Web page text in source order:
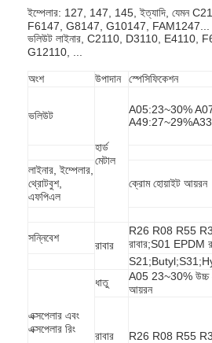
ইম্পেলার: 127, 147, 145, ইত্যাদি, যেমন
F6147, G8147, G10147, FAM1247...
ভলিউট লাইনার, C2110, D3110, E4110,
G12110, ...
অংশ উপাদান স্পেসিফিকেশন
ভলিউট
হার্ড
মেটাল
A05:23~30%
লাইনার, ইম্পেলার,
থ্রোটবুশ,
এফপিএল
ক্রোম হোয়াইট আয়রন
সন্নিবেশ
রাবার
R26 R08 R55
রাবার;S01 EPDM
এক্সপেলার এবং
এক্সপেলার রিং
ধাতু
A05 23~30%
আয়রন
রাবার R26 R08 R55